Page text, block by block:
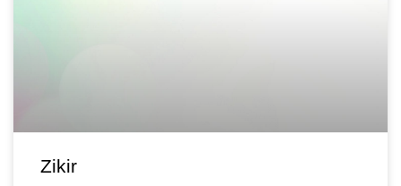
Zikir